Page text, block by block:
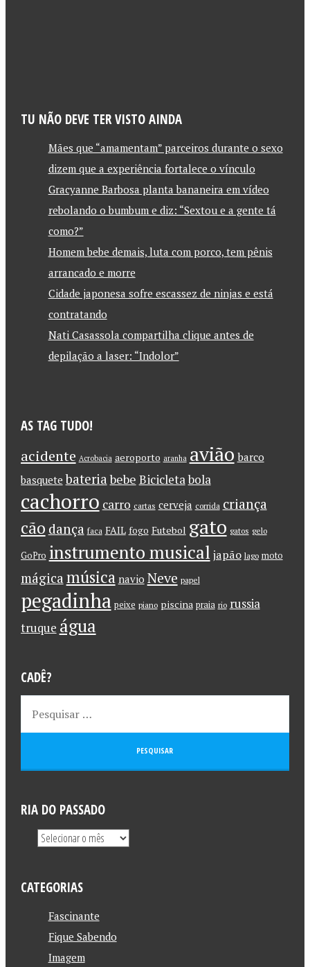
TU NÃO DEVE TER VISTO AINDA
Mães que “amamentam” parceiros durante o sexo
dizem que a experiência fortalece o vínculo
Gracyanne Barbosa planta bananeira em vídeo
rebolando o bumbum e diz: “Sextou e a gente tá
como?”
Homem bebe demais, luta com porco, tem pênis
arrancado e morre
Cidade japonesa sofre escassez de ninjas e está
contratando
Nati Casassola compartilha clique antes de
depilação a laser: “Indolor”
AS TAG TUDO!
acidente Acrobacia aeroporto aranha avião barco
basquete bateriabebe Bicicletabola
cachorro carro cartas cerveja corrida criança
cão dança faca FAIL fogo Futebol gato gatos gelo
GoPro instrumento musical japão lago moto
mágica música navio Neve papel
pegadinha peixe piano piscina praia rio russia
truque água
CADÊ?
RIA DO PASSADO
CATEGORIAS
Fascinante
Fique Sabendo
Imagem